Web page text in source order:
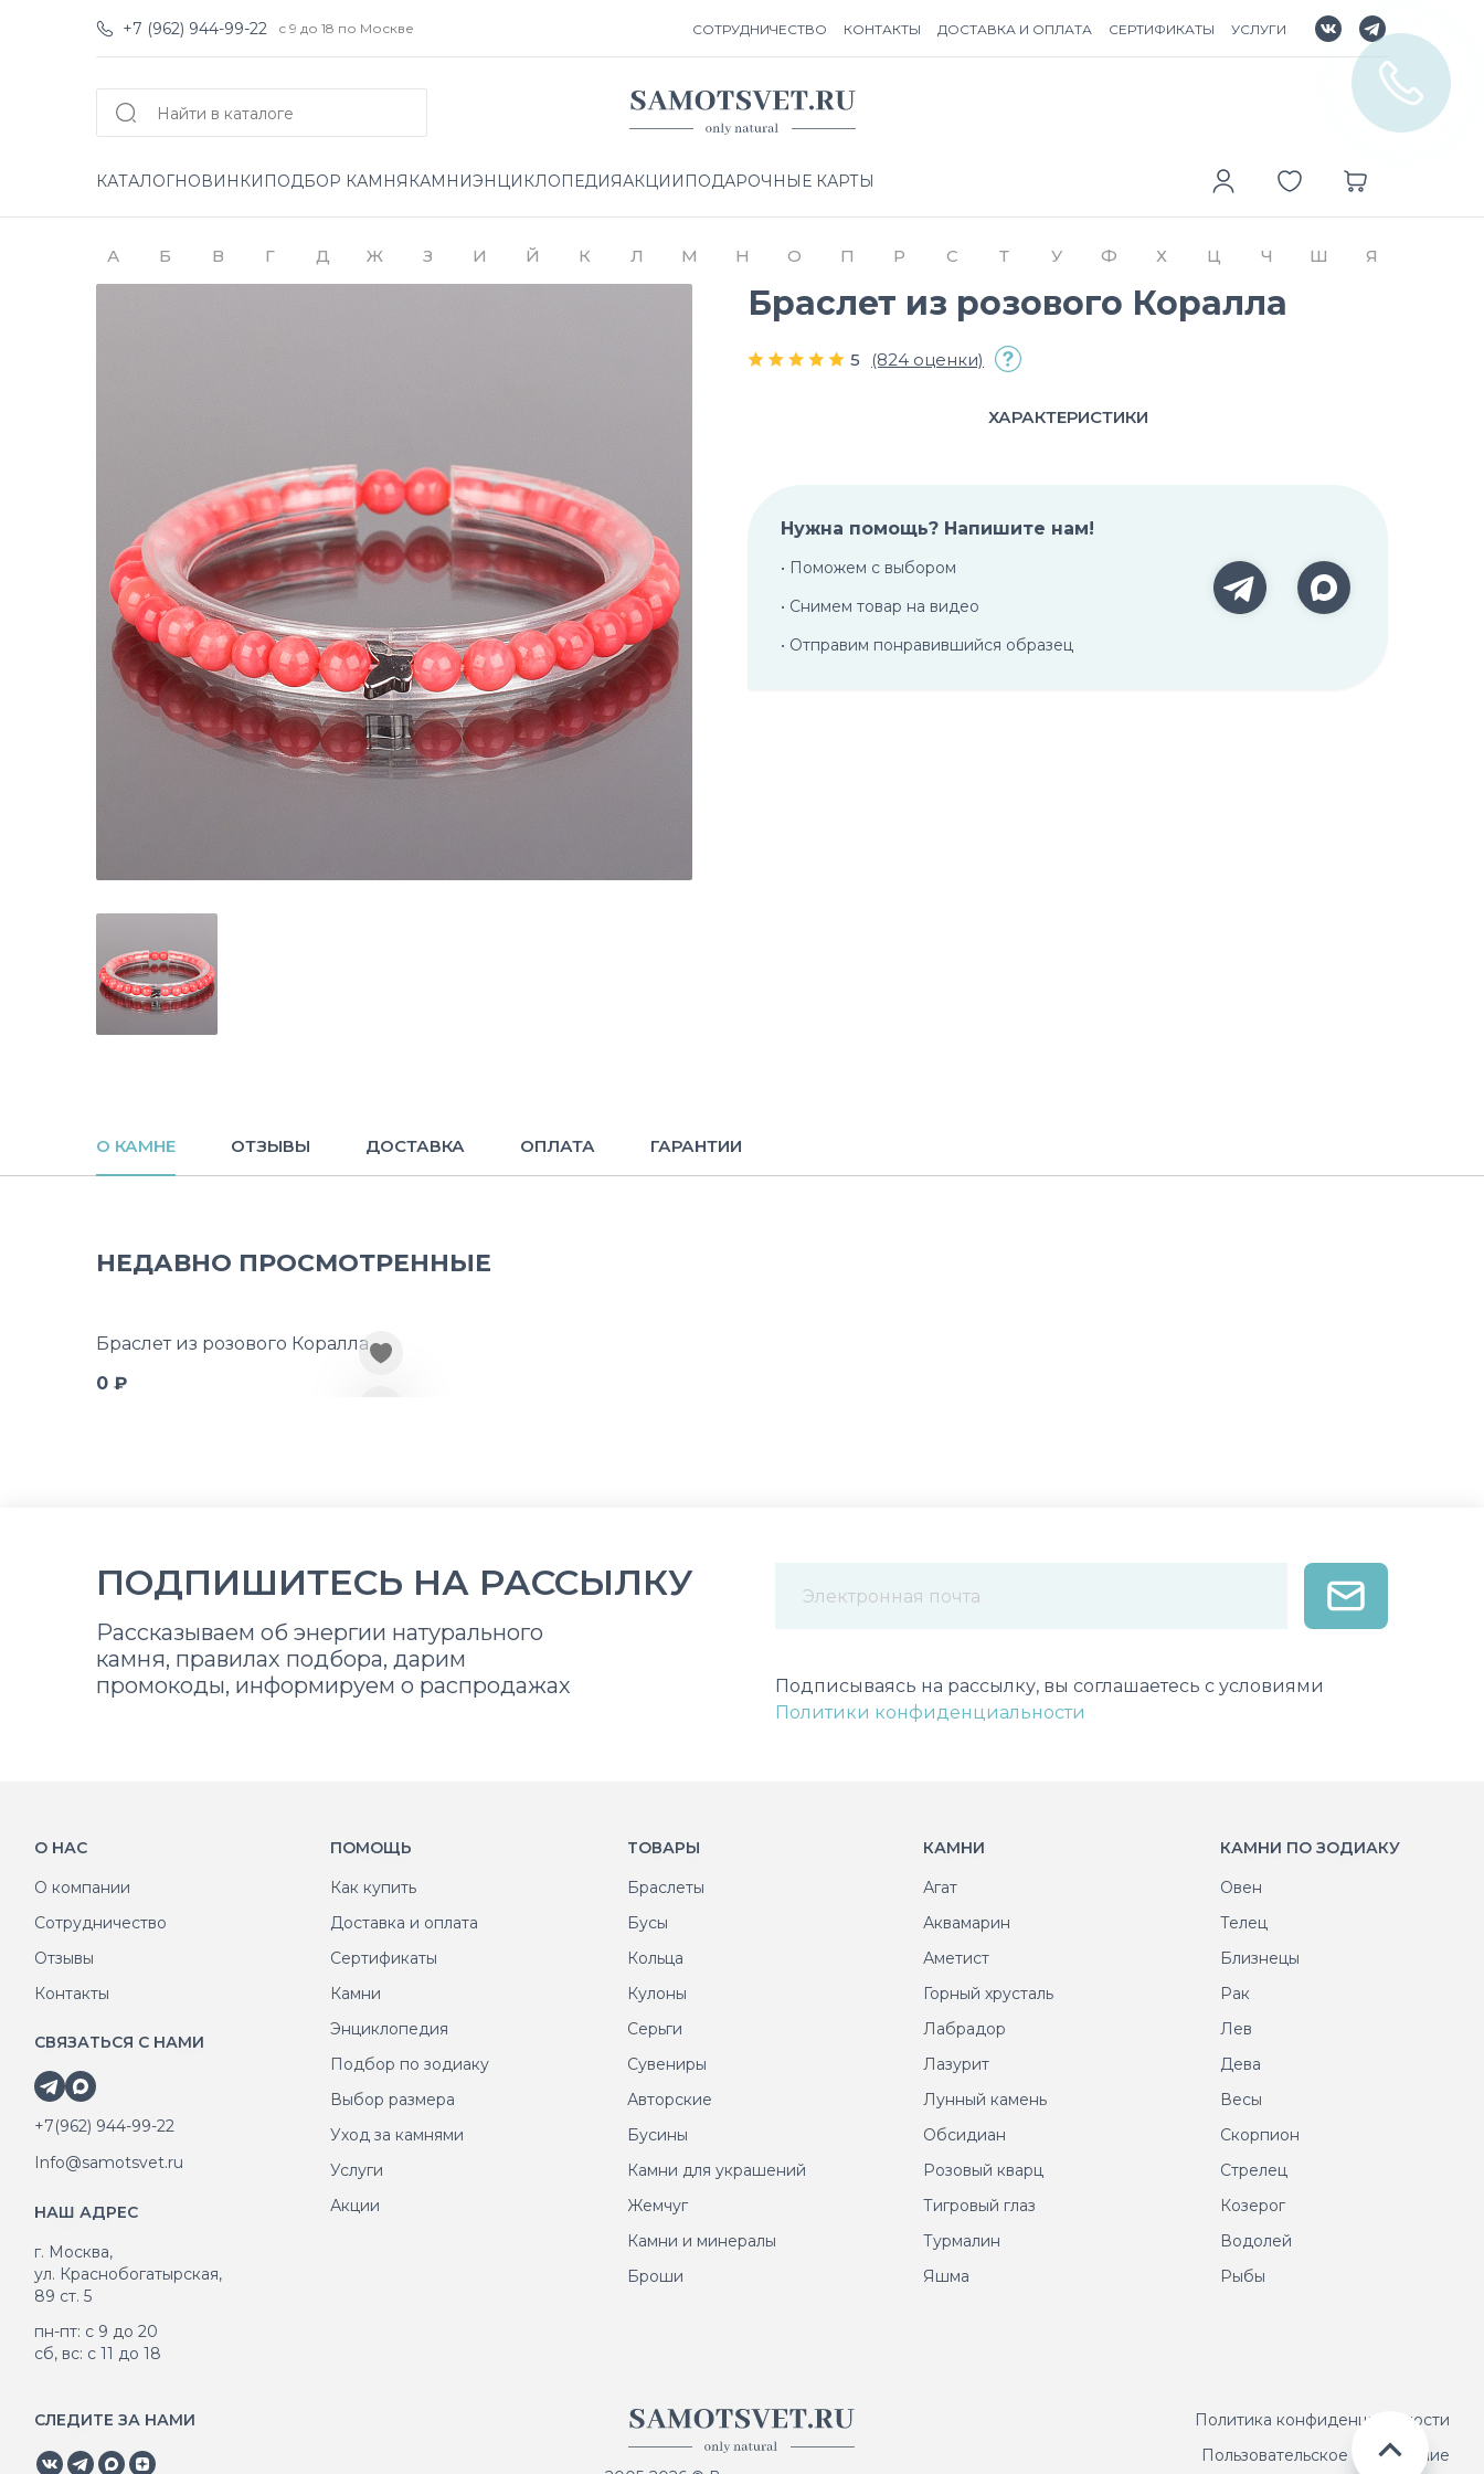
+7 (962) 944-99-22 с 9 до 18 по Москве СОТРУДНИЧЕСТВО КОНТАКТЫ ДОСТАВКА И ОПЛАТА СЕРТИФИКАТЫ УСЛУГИ
КАТАЛОГНОВИНКИ ПОДБОР КАМНЯ КАМНИЭНЦИКЛОПЕДИЯАКЦИИ ПОДАРОЧНЫЕ КАРТЫ
А Б В Г Д Ж З И Й К Л М Н О П Р С Т У Ф Х Ц Ч Ш Я
Браслет из розового Коралла
5 (824 оценки)
ХАРАКТЕРИСТИКИ
Нужна помощь? Напишите нам!
• Поможем с выбором
• Снимем товар на видео
• Отправим понравившийся образец
О КАМНЕ ОТЗЫВЫ ДОСТАВКА ОПЛАТА ГАРАНТИИ
НЕДАВНО ПРОСМОТРЕННЫЕ
Браслет из розового Коралла
0 ₽
ПОДПИШИТЕСЬ НА РАССЫЛКУ
Рассказываем об энергии натурального
камня, правилах подбора, дарим
промокоды, информируем о распродажах
Подписываясь на рассылку, вы соглашаетесь с условиями
Политики конфиденциальности
О НАС
О компании
Сотрудничество
Отзывы
Контакты
СВЯЗАТЬСЯ С НАМИ
+7(962) 944-99-22
Info@samotsvet.ru
НАШ АДРЕС
г. Москва,
ул. Краснобогатырская,
89 ст. 5
пн-пт: с 9 до 20
сб, вс: с 11 до 18
ПОМОЩЬ
Как купить
Доставка и оплата
Сертификаты
Камни
Энциклопедия
Подбор по зодиаку
Выбор размера
Уход за камнями
Услуги
Акции
ТОВАРЫ
Браслеты
Бусы
Кольца
Кулоны
Серьги
Сувениры
Авторские
Бусины
Камни для украшений
Жемчуг
Камни и минералы
Броши
КАМНИ
Агат
Аквамарин
Аметист
Горный хрусталь
Лабрадор
Лазурит
Лунный камень
Обсидиан
Розовый кварц
Тигровый глаз
Турмалин
Яшма
КАМНИ ПО ЗОДИАКУ
Овен
Телец
Близнецы
Рак
Лев
Дева
Весы
Скорпион
Стрелец
Козерог
Водолей
Рыбы
СЛЕДИТЕ ЗА НАМИ
Политика конфиденциальности
Пользовательское соглашение